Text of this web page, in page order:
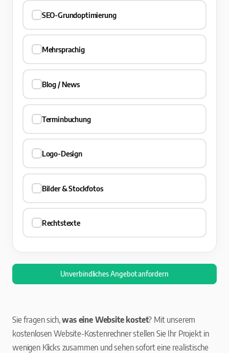
SEO-Grundoptimierung
Mehrsprachig
Blog / News
Terminbuchung
Logo-Design
Bilder & Stockfotos
Rechtstexte
Unverbindliches Angebot anfordern
Sie fragen sich,was eine Website kostet? Mit unserem
kostenlosen Website-Kostenrechner stellen Sie Ihr Projekt in
wenigen Klicks zusammen und sehen sofort eine realistische